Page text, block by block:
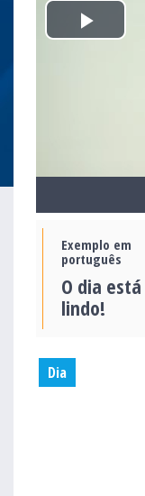
Play
Exemplo em
português
O dia está
lindo!
Dia